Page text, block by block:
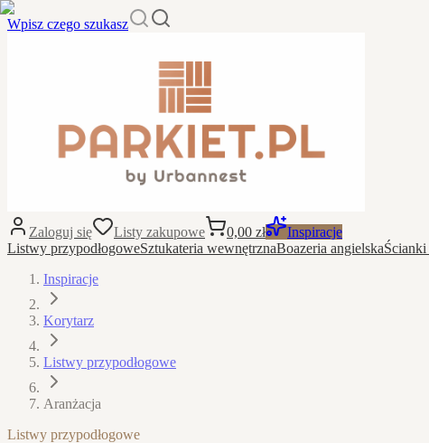
Wpisz czego szukasz
Zaloguj się Listy zakupowe 0,00 zł
Inspiracje
Listwy przypodłogoweSztukateria wewnętrznaBoazeria angielskaŚcianki
Inspiracje
Korytarz
Listwy przypodłogowe
Aranżacja
Listwy przypodłogowe